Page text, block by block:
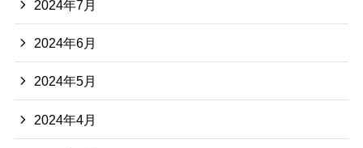
2024年7月
2024年6月
2024年5月
2024年4月